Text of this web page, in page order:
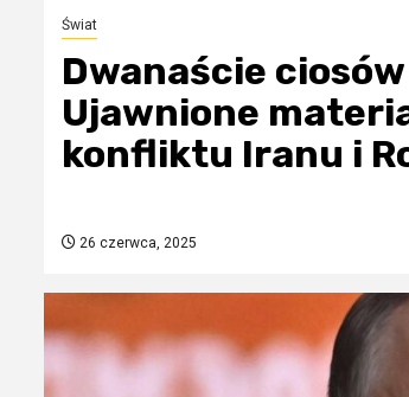
Świat
Dwanaście
Ujawnione
konfliktu Iranu i
26 czerwca, 2025